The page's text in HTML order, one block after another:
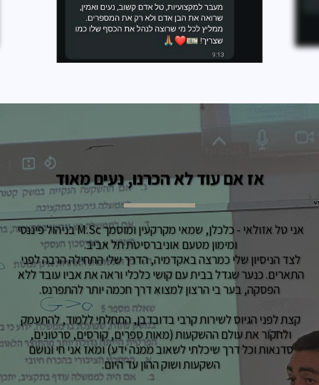
אז אם עוד לא הכרנו, נעים מאוד
אני טל אזולאי - כלכלן, שמאי מקרקעין ומוסמך M.Sc בניהול פיננסי
ומימון מטעם אוניברסיטת תל אביב.
לצד הניסיון שלי כמרצה באקדמיה, הדרך שלי התחילה הרבה לפני
הפסקה, בער בי הרצון למצוא דרך חכמה יותר להתפרנס.
סדנאות וכל דרך שיכלתי לשאוב ממנה ידע) ומאז אני חי ונושם
השקעות ושוק ההון עד היום.